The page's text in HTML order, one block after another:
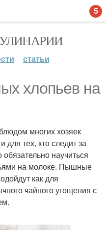
статьи
хлопьев на
многих хозяек
для тех, кто следит за
научиться
на молоке. Пышные
как для
чайного угощения с
5